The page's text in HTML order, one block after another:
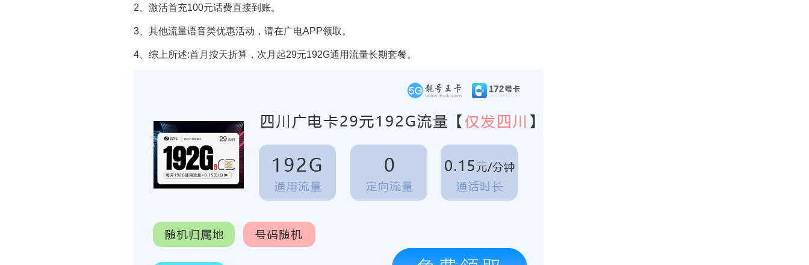
2、激活首充100元话费直接到账。
3、其他流量语音类优惠活动，请在广电APP领取。
4、综上所述:首月按天折算，次月起29元192G通用流量长期套餐。